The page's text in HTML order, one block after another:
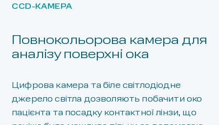
CCD-КАМЕРА
Повнокольорова камера для
аналізу поверхні ока
Цифрова камера та біле світлодіодне
джерело світла дозволяють побачити око
пацієнта та посадку контактної лінзи, що